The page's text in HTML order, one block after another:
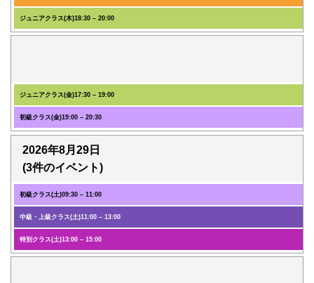
ジュニアクラス(木)18:30 – 20:00
ジュニアクラス(金)17:30 – 19:00
初級クラス(金)19:00 – 20:30
2026年8月29日
(3件のイベント)
初級クラス(土)09:30 – 11:00
中級・上級クラス(土)11:00 – 13:00
特別クラス(土)13:00 – 15:00